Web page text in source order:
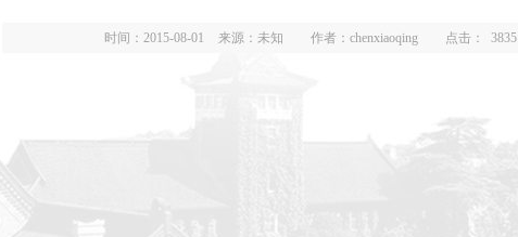
时间：2015-08-01 来源：未知 作者：chenxiaoqing 点击： 3835